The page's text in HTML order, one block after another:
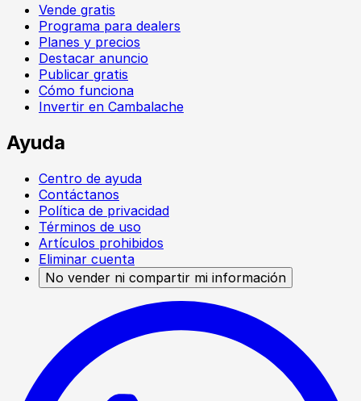
Vende gratis
Programa para dealers
Planes y precios
Destacar anuncio
Publicar gratis
Cómo funciona
Invertir en Cambalache
Ayuda
Centro de ayuda
Contáctanos
Política de privacidad
Términos de uso
Artículos prohibidos
Eliminar cuenta
No vender ni compartir mi información